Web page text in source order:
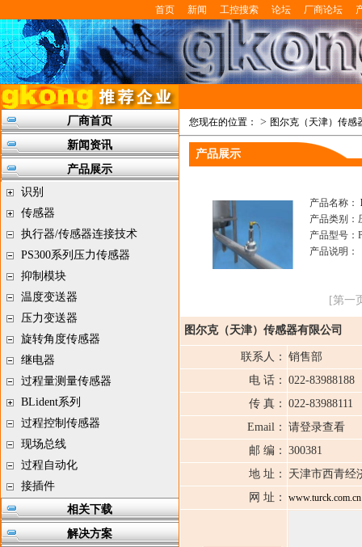
首页 新闻 工控搜索 论坛 厂商论坛
厂商首页
新闻资讯
产品展示
识别
传感器
执行器/传感器连接技术
PS300系列压力传感器
抑制模块
温度变送器
压力变送器
旋转角度传感器
继电器
过程量测量传感器
BLident系列
过程控制传感器
现场总线
过程自动化
接插件
相关下载
解决方案
您现在的位置： > 图尔克（天津）传感
产品展示
产品名称：
产品类别：
产品型号
产品说明：
[第一
图尔克（天津）传感器有限公司
联系人： 销售部
电 话： 022-83988188
传 真： 022-83988111
Email： 请登录查看
邮 编： 300381
地 址：
天津市西青经
网 址：
www.turck.com.cn